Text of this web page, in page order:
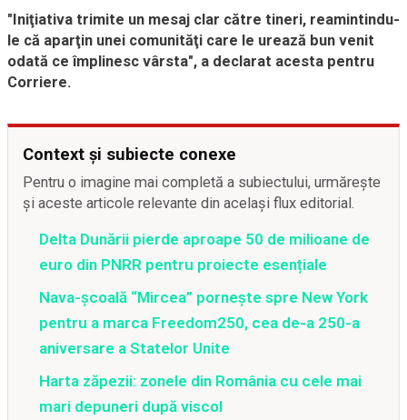
"Iniţiativa trimite un mesaj clar către tineri, reamintindu-
le că aparţin unei comunităţi care le urează bun venit
odată ce împlinesc vârsta", a declarat acesta pentru
Corriere.
Context și subiecte conexe
Pentru o imagine mai completă a subiectului, urmărește
și aceste articole relevante din același flux editorial.
Delta Dunării pierde aproape 50 de milioane de
euro din PNRR pentru proiecte esențiale
Nava-școală “Mircea” pornește spre New York
pentru a marca Freedom250, cea de-a 250-a
aniversare a Statelor Unite
Harta zăpezii: zonele din România cu cele mai
mari depuneri după viscol